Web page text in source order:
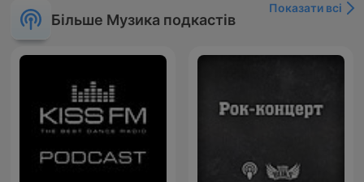
Більше Музика подкастів
Показати всі